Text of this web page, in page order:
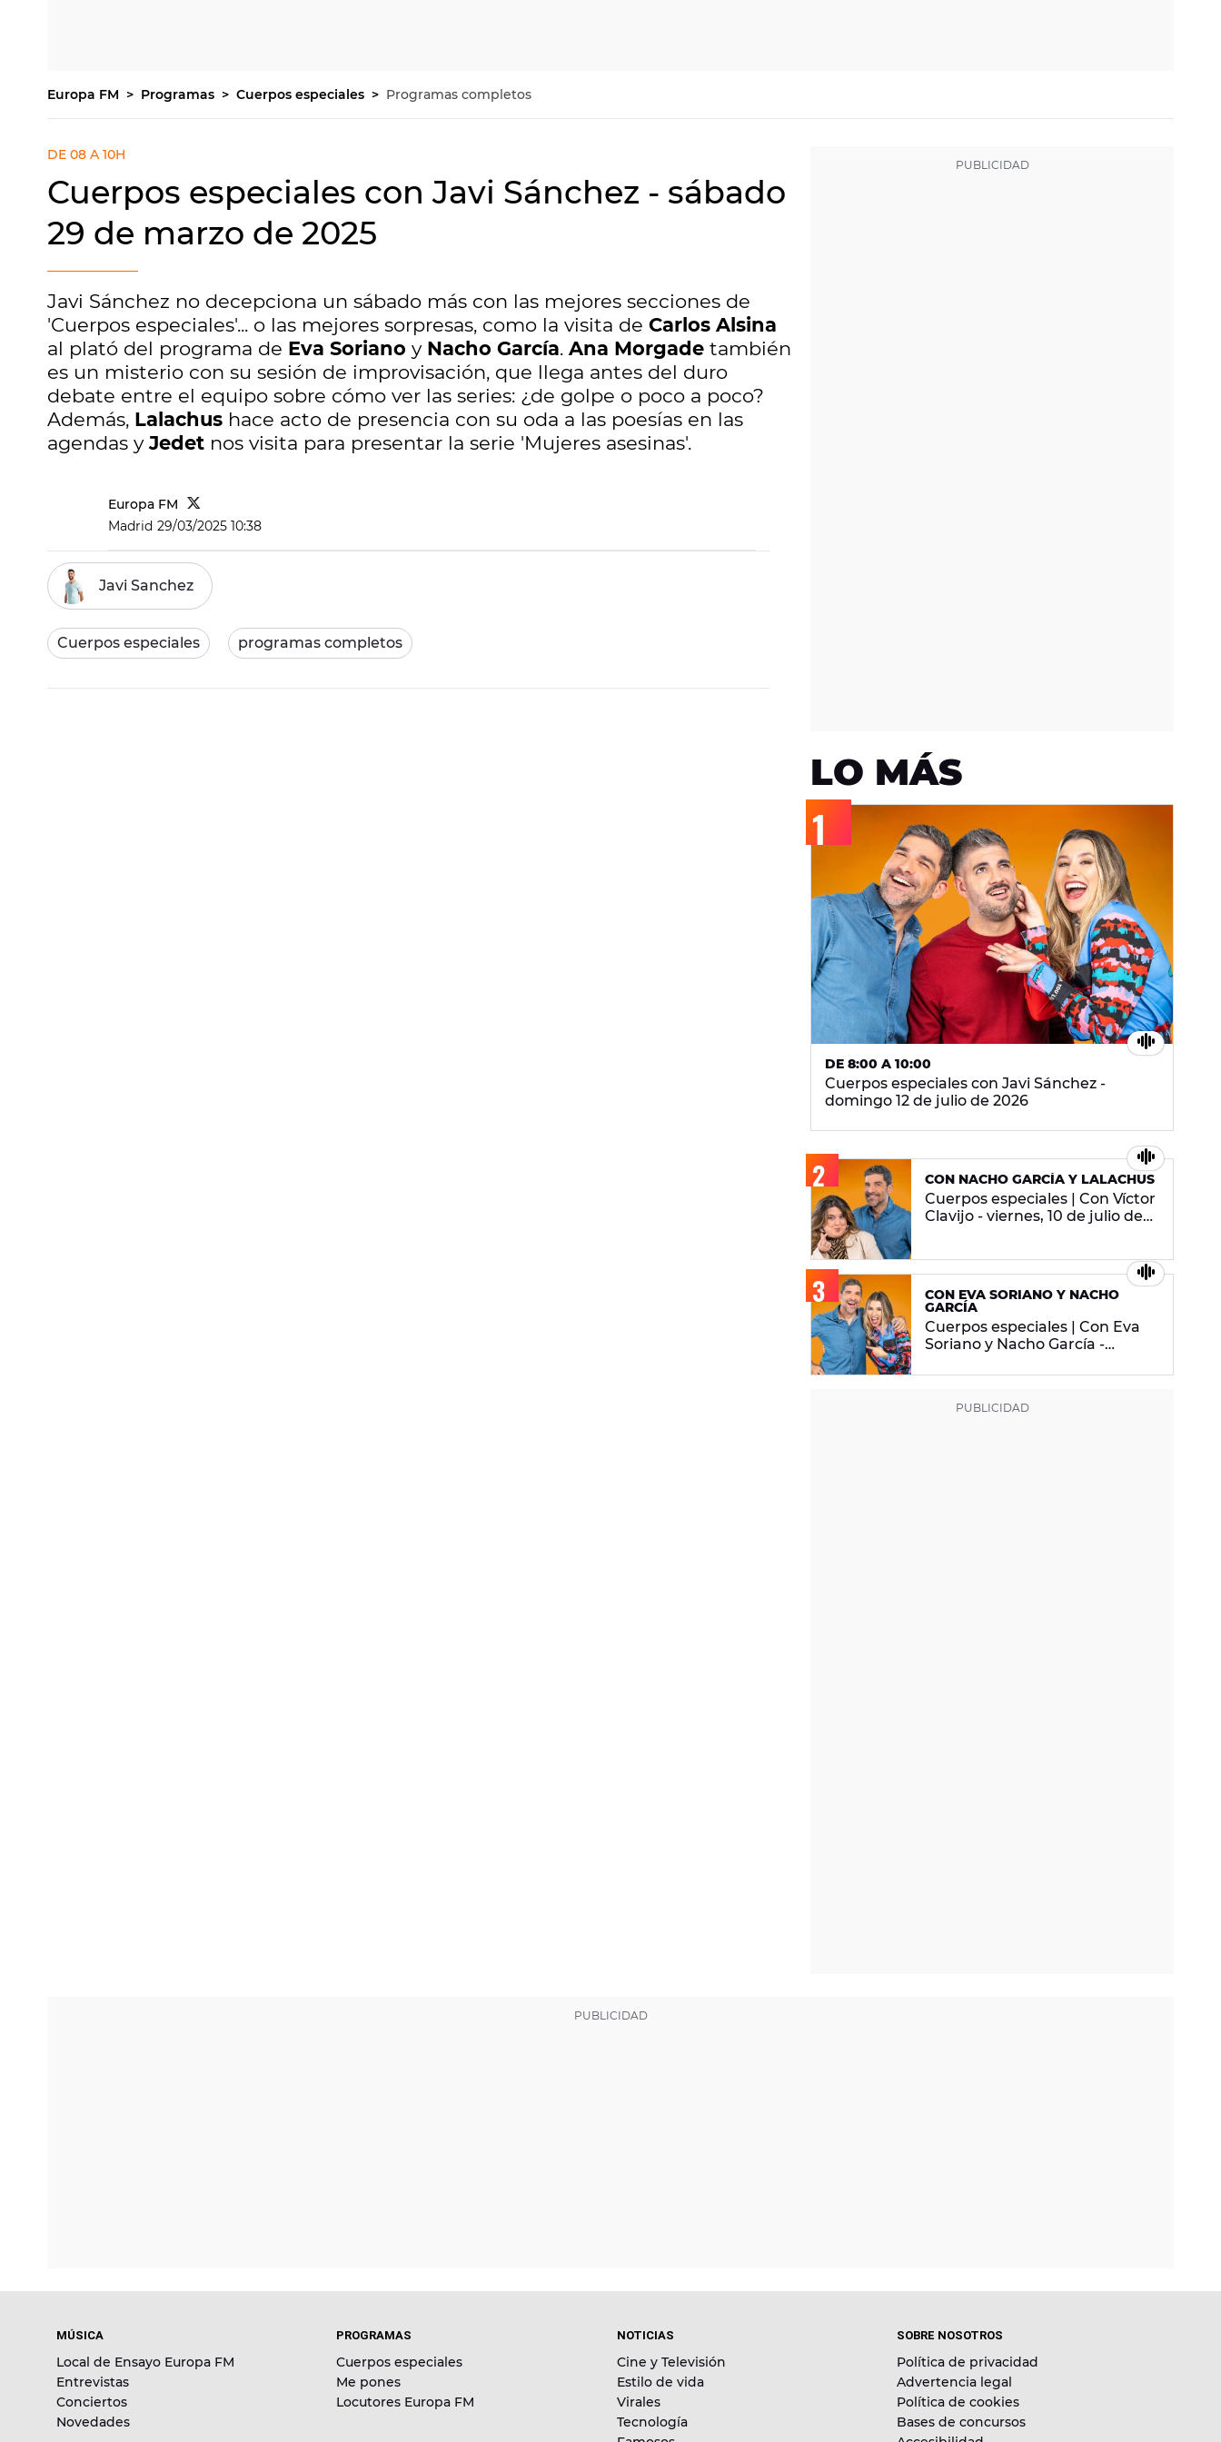
Europa FM Programas Cuerpos especiales Programas completos
DE 08 A 10H
Cuerpos especiales con Javi Sánchez - sábado
29 de marzo de 2025
Javi Sánchez no decepciona un sábado más con las mejores secciones de
'Cuerpos especiales'... o las mejores sorpresas, como la visita de Carlos Alsina
al plató del programa de Eva Soriano y Nacho García. Ana Morgade también
es un misterio con su sesión de improvisación, que llega antes del duro
debate entre el equipo sobre cómo ver las series: ¿de golpe o poco a poco?
Además, Lalachus hace acto de presencia con su oda a las poesías en las
agendas yJedet nos visita para presentar la serie 'Mujeres asesinas'.
Europa FM
Madrid 29/03/2025 10:38
Javi Sanchez
Cuerpos especiales programas completos
LO MÁS
DE 8:00 A 10:00
Cuerpos especiales con Javi Sánchez -
domingo 12 de julio de 2026
CON NACHO GARCÍA Y LALACHUS
Cuerpos especiales | Con Víctor
Clavijo - viernes, 10 de julio de
CON EVA SORIANO Y NACHO
GARCÍA
Cuerpos especiales | Con Eva
Soriano y Nacho García -
MÚSICA
Local de Ensayo Europa FM
Entrevistas
Conciertos
Novedades
PROGRAMAS
Cuerpos especiales
Me pones
Locutores Europa FM
NOTICIAS
Cine y Televisión
Estilo de vida
Virales
Tecnología
SOBRE NOSOTROS
Política de privacidad
Advertencia legal
Política de cookies
Bases de concursos